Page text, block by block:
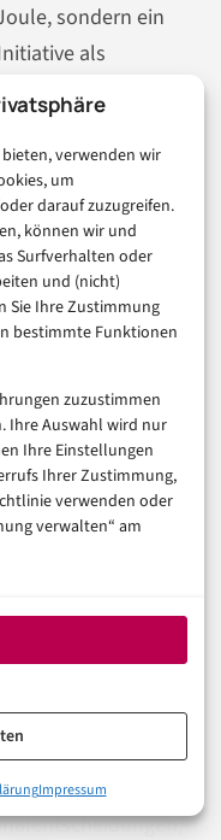
verwenden wir
um
darauf zuzugreifen.
können wir und
Surfverhalten oder
und (nicht)
Sie Ihre Zustimmung
bestimmte Funktionen
zuzustimmen
Ihre Auswahl wird nur
Ihre Einstellungen
Ihrer Zustimmung,
verwenden oder
verwalten“ am
Impressum
sondern ein
als
oder
erhält
Vertrauen in
zeigen konnte.
Einführung und
zusammen, nicht
Widerstand:
Einwand verdient
Fachbereiche,
abgeben,
Ob das als
und der
ab. Hier sind
IT.
mehr. Sie sind
– mit
Layer